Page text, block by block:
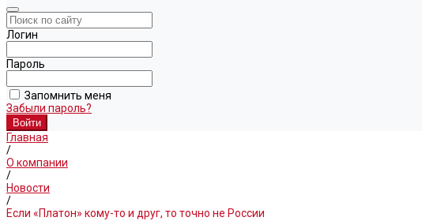
Логин
Пароль
Запомнить меня
Забыли пароль?
Главная
/
О компании
/
Новости
/
Если «Платон» кому-то и друг, то точно не России